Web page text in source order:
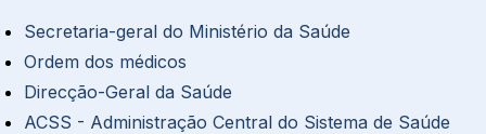
Secretaria-geral do Ministério da Saúde
Ordem dos médicos
Direcção-Geral da Saúde
ACSS - Administração Central do Sistema de Saúde